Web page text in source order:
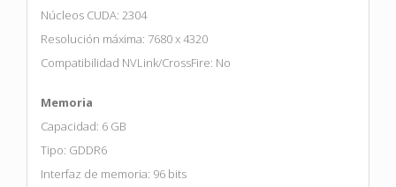
Núcleos CUDA: 2304
Resolución máxima: 7680 x 4320
Compatibilidad NVLink/CrossFire: No
Memoria
Capacidad: 6 GB
Tipo: GDDR6
Interfaz de memoria: 96 bits